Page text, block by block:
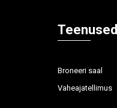
Teenused
Broneeri saal
Vaheajatellimus